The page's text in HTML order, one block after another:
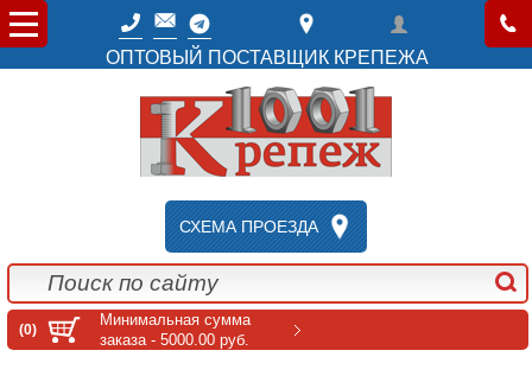
ОПТОВЫЙ ПОСТАВЩИК КРЕПЕЖА
СХЕМА ПРОЕЗДА
(0)
Минимальная сумма
заказа - 5000.00 руб.